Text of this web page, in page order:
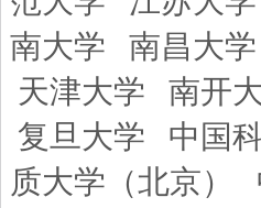
南大学
南昌大学
天津大学
南开
复旦大学
中国
质大学（北京）